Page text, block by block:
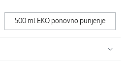
500 ml EKO ponovno punjenje